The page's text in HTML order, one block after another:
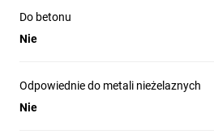
Do betonu
Nie
Odpowiednie do metali nieżelaznych
Nie